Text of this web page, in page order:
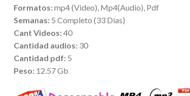
Formatos:mp4 (Video), Mp4(Audio), Pdf
Semanas:5 Completo (33 Días)
Cant Videos:40
Cantidad audios:30
Cantidad pdf:5
Peso:12.57 Gb